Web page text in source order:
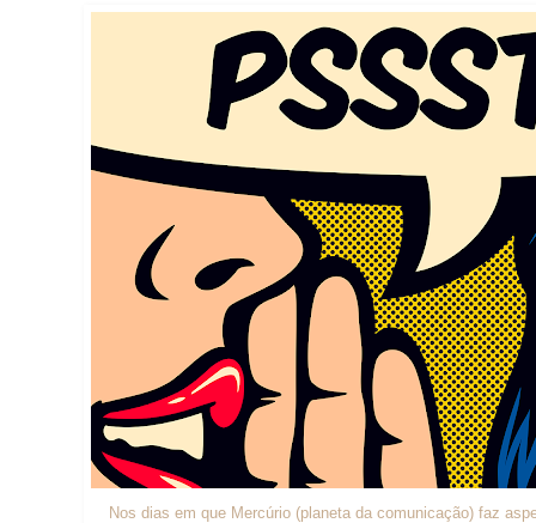
Nos dias em que Mercúrio (planeta da comunicação) faz